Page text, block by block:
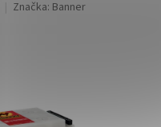
Značka: Banner